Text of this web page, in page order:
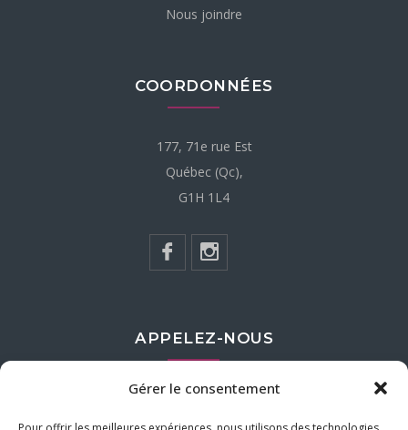
Gérer le consentement
Nous joindre
COORDONNÉES
177, 71e rue Est
Québec (Qc),
G1H 1L4
APPELEZ-NOUS
418-622-2620